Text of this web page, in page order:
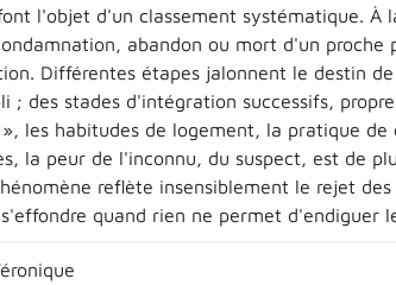
l'objet d'un classement systématique. À
abandon ou mort d'un
Différentes étapes jalonnent le destin
; des stades d'intégration successifs,
les habitudes de logement, la pratique
la peur de l'inconnu, du suspect, est de
reflète insensiblement le rejet
quand rien ne permet d'endiguer